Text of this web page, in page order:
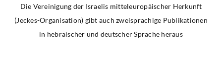
Die Vereinigung der Israelis mitteleuropäischer Herkunft
(Jeckes-Organisation) gibt auch zweisprachige Publikationen
in hebräischer und deutscher Sprache heraus